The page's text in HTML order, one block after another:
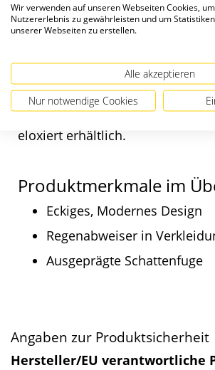
Die hochwertige 3-seitige
Design. Durch den integrierten
ist sie für den Außenbereich
besteht aus einem umlaufenden
Wahlweise farbig
eloxiert erhältlich.
Produktmerkmale im
Eckiges, Modernes Design
Regenabweiser in
Ausgeprägte Schattenfuge
Angaben zur Produktsicherheit
Hersteller/EU verantwortliche
Wir verwenden auf unseren Webseiten Cookies,
Nutzererlebnis zu gewährleisten und um
unserer Webseiten zu erstellen.
Alle akzeptieren
Nur notwendige Cookies